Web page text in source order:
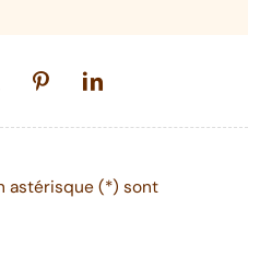
astérisque (*) sont